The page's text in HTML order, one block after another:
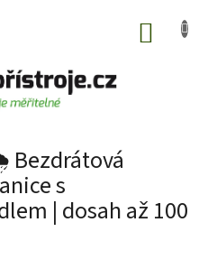
Bezdrátová
s
| dosah až 100